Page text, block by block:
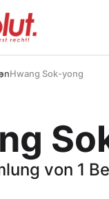
Hwang Sok-yong
von 1